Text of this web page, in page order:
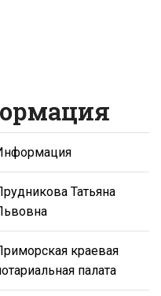
Татьяна
краевая
палата